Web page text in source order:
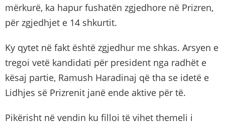
mërkurë, ka hapur fushatën zgjedhore në Prizren,
për zgjedhjet e 14 shkurtit.
Ky qytet në fakt është zgjedhur me shkas. Arsyen e
tregoi vetë kandidati për president nga radhët e
kësaj partie, Ramush Haradinaj që tha se idetë e
Lidhjes së Prizrenit janë ende aktive për të.
Pikërisht në vendin ku filloi të vihet themeli i